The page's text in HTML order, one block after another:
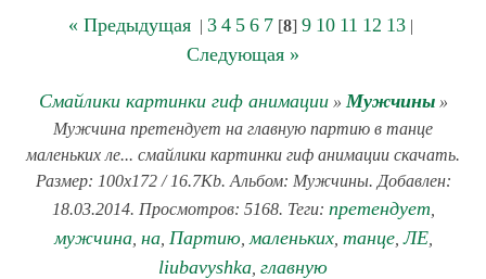
« Предыдущая | 3 4 5 6 7 [8] 9 10 11 12 13 |
Следующая »
Смайлики картинки гиф анимации» Мужчины»
Мужчина претендует на главную партию в танце
маленьких ле... смайлики картинки гиф анимации скачать.
Размер: 100x172 / 16.7Kb. Альбом: Мужчины. Добавлен:
18.03.2014. Просмотров: 5168. Теги: претендует
мужчина, на, Партию, маленьких, танце,ЛЕ,
liubavyshka главную